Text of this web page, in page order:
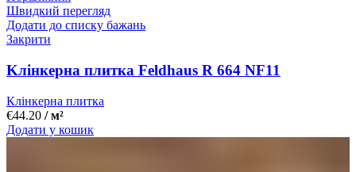
Швидкий перегляд
Додати до списку бажань
Закрити
Kлінкерна плитка Feldhaus R 664 NF11
Клінкерна плитка
€44.20 / м²
Додати у кошик